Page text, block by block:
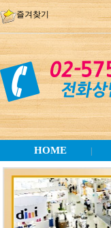
즐겨찾기
HOME